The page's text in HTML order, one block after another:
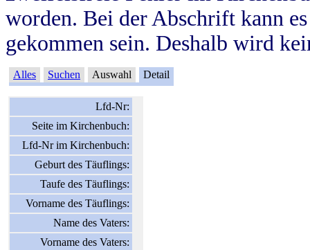
worden. Bei der Abschrift kann
gekommen sein. Deshalb wird
Alles Suchen Auswahl Detail
Lfd-Nr:
Seite im Kirchenbuch:
Lfd-Nr im Kirchenbuch:
Geburt des Täuflings:
Taufe des Täuflings:
Vorname des Täuflings:
Name des Vaters:
Vorname des Vaters: